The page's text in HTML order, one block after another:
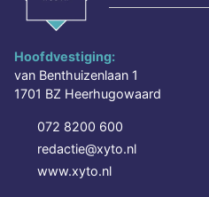
Hoofdvestiging:
van Benthuizenlaan 1
1701 BZ Heerhugowaard
072 8200 600
redactie@xyto.nl
www.xyto.nl